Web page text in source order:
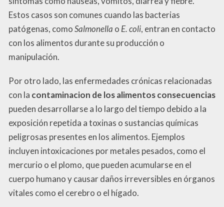
Estos casos son comunes cuando las bacterias
patógenas, comoSalmonella o E. coli, entran en contacto
con los alimentos durante su producción o
manipulación.
Por otro lado, las enfermedades crónicas relacionadas
con la contaminacion de los alimentos consecuencias
pueden desarrollarse a lo largo del tiempo debido a la
exposición repetida a toxinas o sustancias químicas
peligrosas presentes en los alimentos. Ejemplos
incluyen intoxicaciones por metales pesados, como el
mercurio o el plomo, que pueden acumularse en el
cuerpo humano y causar daños irreversibles en órganos
vitales como el cerebro o el hígado.